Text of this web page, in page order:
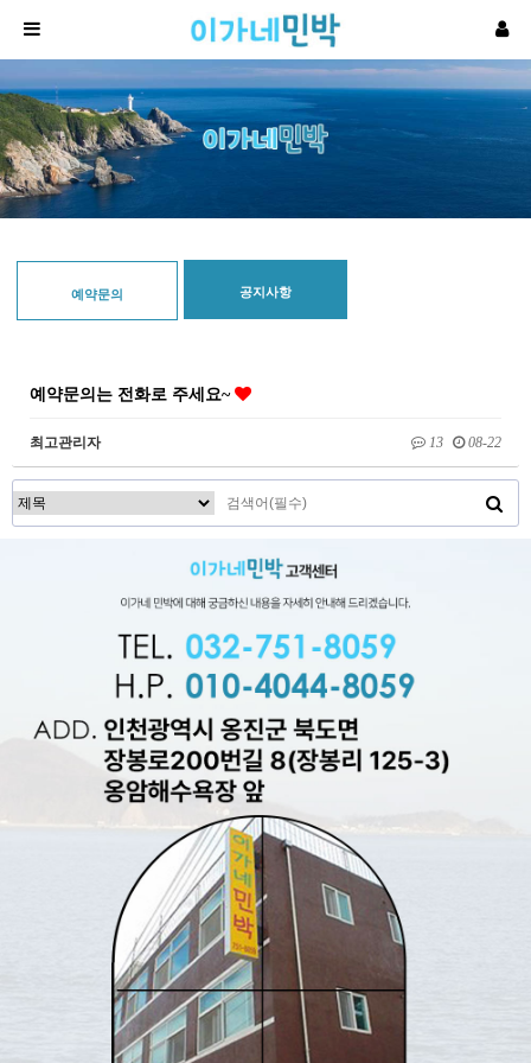
예약문의 공지사항
예약문의는 전화로 주세요~
최고관리자 13 08-22